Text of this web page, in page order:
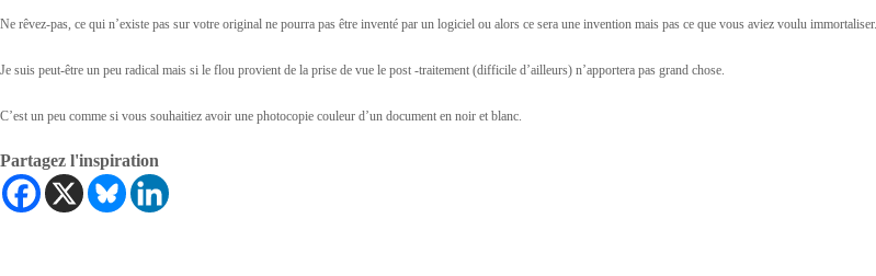
Ne rêvez-pas, ce qui n’existe pas sur votre original ne pourra pas être inventé par un logiciel ou alors ce sera une invention mais pas ce que vous aviez voulu immortaliser.
Je suis peut-être un peu radical mais si le flou provient de la prise de vue le post -traitement (difficile d’ailleurs) n’apportera pas grand chose.
C’est un peu comme si vous souhaitiez avoir une photocopie couleur d’un document en noir et blanc.
Partagez l'inspiration